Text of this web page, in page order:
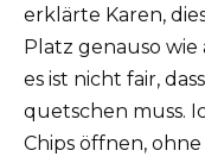
erklärte Karen,
Platz genauso
es ist nicht fair,
quetschen muss.
Chips öffnen,